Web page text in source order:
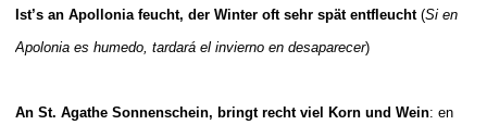
Ist’s an Apollonia feucht, der Winter oft sehr spät entfleucht (Si en
Apolonia es humedo, tardará el invierno en desaparecer)
An St. Agathe Sonnenschein, bringt recht viel Korn und Wein: en